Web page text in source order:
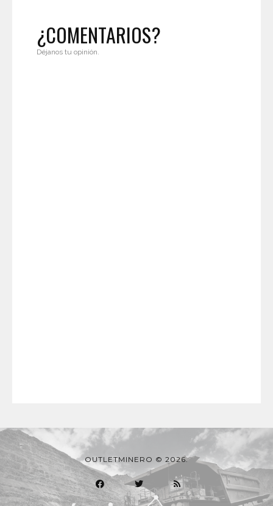
¿COMENTARIOS?
Déjanos tu opinión.
OUTLETMINERO © 2026.